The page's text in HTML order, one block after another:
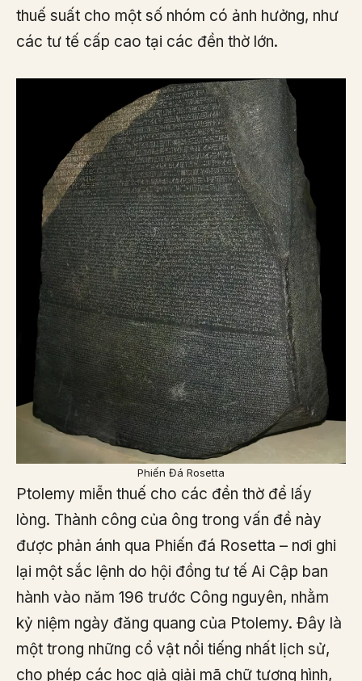
thuế suất cho một số nhóm có ảnh hưởng, như
các tư tế cấp cao tại các đền thờ lớn.
Phiến Đá Rosetta
Ptolemy miễn thuế cho các đền thờ để lấy
lòng. Thành công của ông trong vấn đề này
được phản ánh qua Phiến đá Rosetta – nơi ghi
lại một sắc lệnh do hội đồng tư tế Ai Cập ban
hành vào năm 196 trước Công nguyên, nhằm
kỷ niệm ngày đăng quang của Ptolemy. Đây là
một trong những cổ vật nổi tiếng nhất lịch sử,
cho phép các học giả giải mã chữ tượng hình,